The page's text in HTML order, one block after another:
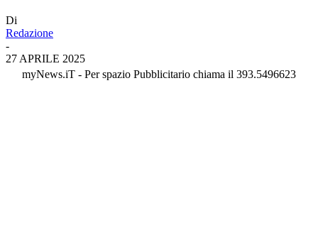
Di
Redazione
-
27 APRILE 2025
myNews.iT - Per spazio Pubblicitario chiama il 393.5496623